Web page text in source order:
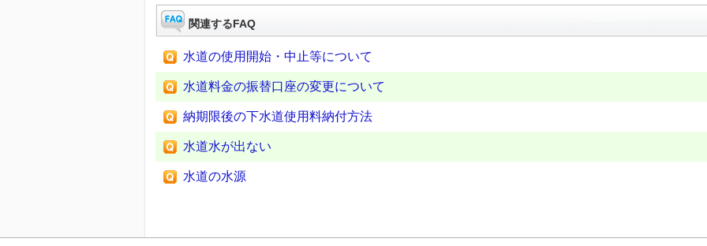
関連するFAQ
水道の使用開始・中止等について
水道料金の振替口座の変更について
納期限後の下水道使用料納付方法
水道水が出ない
水道の水源